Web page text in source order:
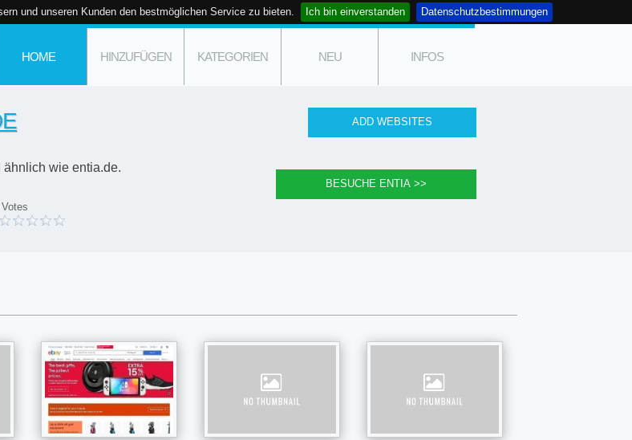
und unseren Kunden den bestmöglichen Service zu bieten. Ich bin einverstanden Datenschutzbestimmungen
HOME HINZUFÜGEN KATEGORIEN NEU INFOS
ähnlich wie entia.de.
Votes